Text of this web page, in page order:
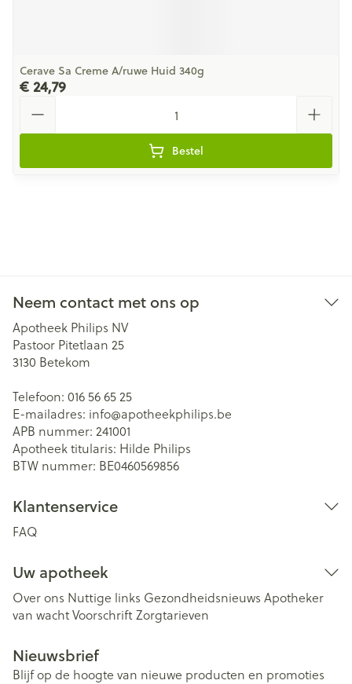
Cerave Sa Creme A/ruwe Huid 340g
€ 24,79
Bestel
Neem contact met ons op
Apotheek Philips NV
Pastoor Pitetlaan 25
3130 Betekom
Telefoon: 016 56 65 25
E-mailadres: info@apotheekphilips.be
APB nummer: 241001
Apotheek titularis: Hilde Philips
BTW nummer: BE0460569856
Klantenservice
FAQ
Uw apotheek
Over ons Nuttige links Gezondheidsnieuws Apotheker
van wachtVoorschriftZorgtarieven
Nieuwsbrief
Blijf op de hoogte van nieuwe producten en promoties